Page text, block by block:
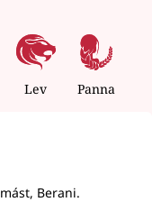
Lev Panna
Berani.